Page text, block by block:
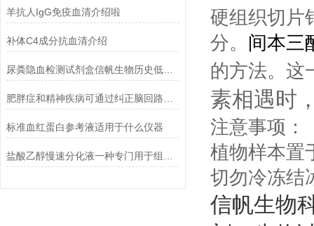
羊抗人IgG免疫血清介绍啦
补体C4成分抗血清介绍
尿粪隐血检测试剂盒信帆生物历史低，*！
标准血红蛋白参考液适用于什么仪器
硬组织切片
分。 间本三
的方法。这
素相遇时
注意事项：
植物样本置
切勿冷冻结
信帆生物